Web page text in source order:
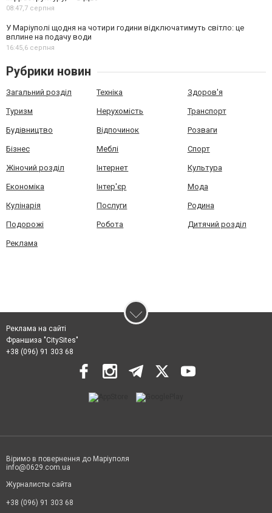
08:47,7 серпня
У Маріуполі щодня на чотири години відключатимуть світло: це
вплине на подачу води
16:45,6 серпня
Рубрики новин
Загальний розділ Техніка Здоров'я
Туризм Нерухомість Транспорт
Будівництво Відпочинок Розваги
Бізнес Меблі Спорт
Жіночий розділ Інтернет Культура
Економіка Інтер'єр Мода
Кулінарія Послуги Родина
Подорожі Робота Дитячий розділ
Реклама
Реклама на сайті
Франшиза "CitySites"
+38 (096) 91 303 68
Віримо в повернення до Маріуполя
info@0629.com.ua
Журналисты сайта
+38 (096) 91 303 68